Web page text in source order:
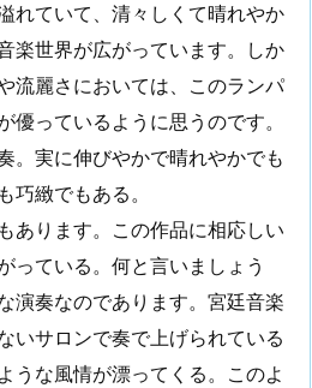
れていて、清々しくて晴れやか
楽世界が広がっています。しか
流麗さにおいては、このランパ
優っているように思うのです。
。実に伸びやかで晴れやかでも
巧緻でもある。
あります。この作品に相応しい
っている。何と言いましょう
演奏なのであります。宮廷音楽
いサロンで奏で上げられている
うな風情が漂ってくる。このよ